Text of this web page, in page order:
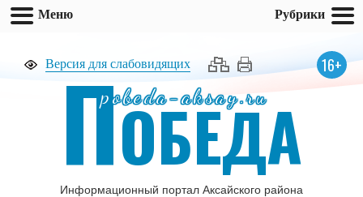
Версия для слабовидящих 16+
pobeda-aksay.ru
ПОБЕДА
Информационный портал Аксайского района
Меню Рубрики